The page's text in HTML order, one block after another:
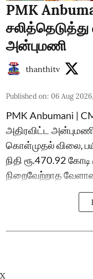
PMK
அன்புமணி
thanthitv
Published on: 06 Aug
PMK Anbumani |
அதிரவிட்ட
கொள்முதல் விலை,
நிதி ரூ.470.92
நிறைவேற்றாத
X